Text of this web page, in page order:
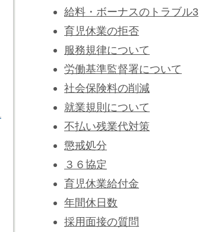
給料・ボーナスのトラブル3
育児休業の拒否
服務規律について
労働基準監督署について
社会保険料の削減
就業規則について
不払い残業代対策
懲戒処分
３６協定
育児休業給付金
年間休日数
採用面接の質問